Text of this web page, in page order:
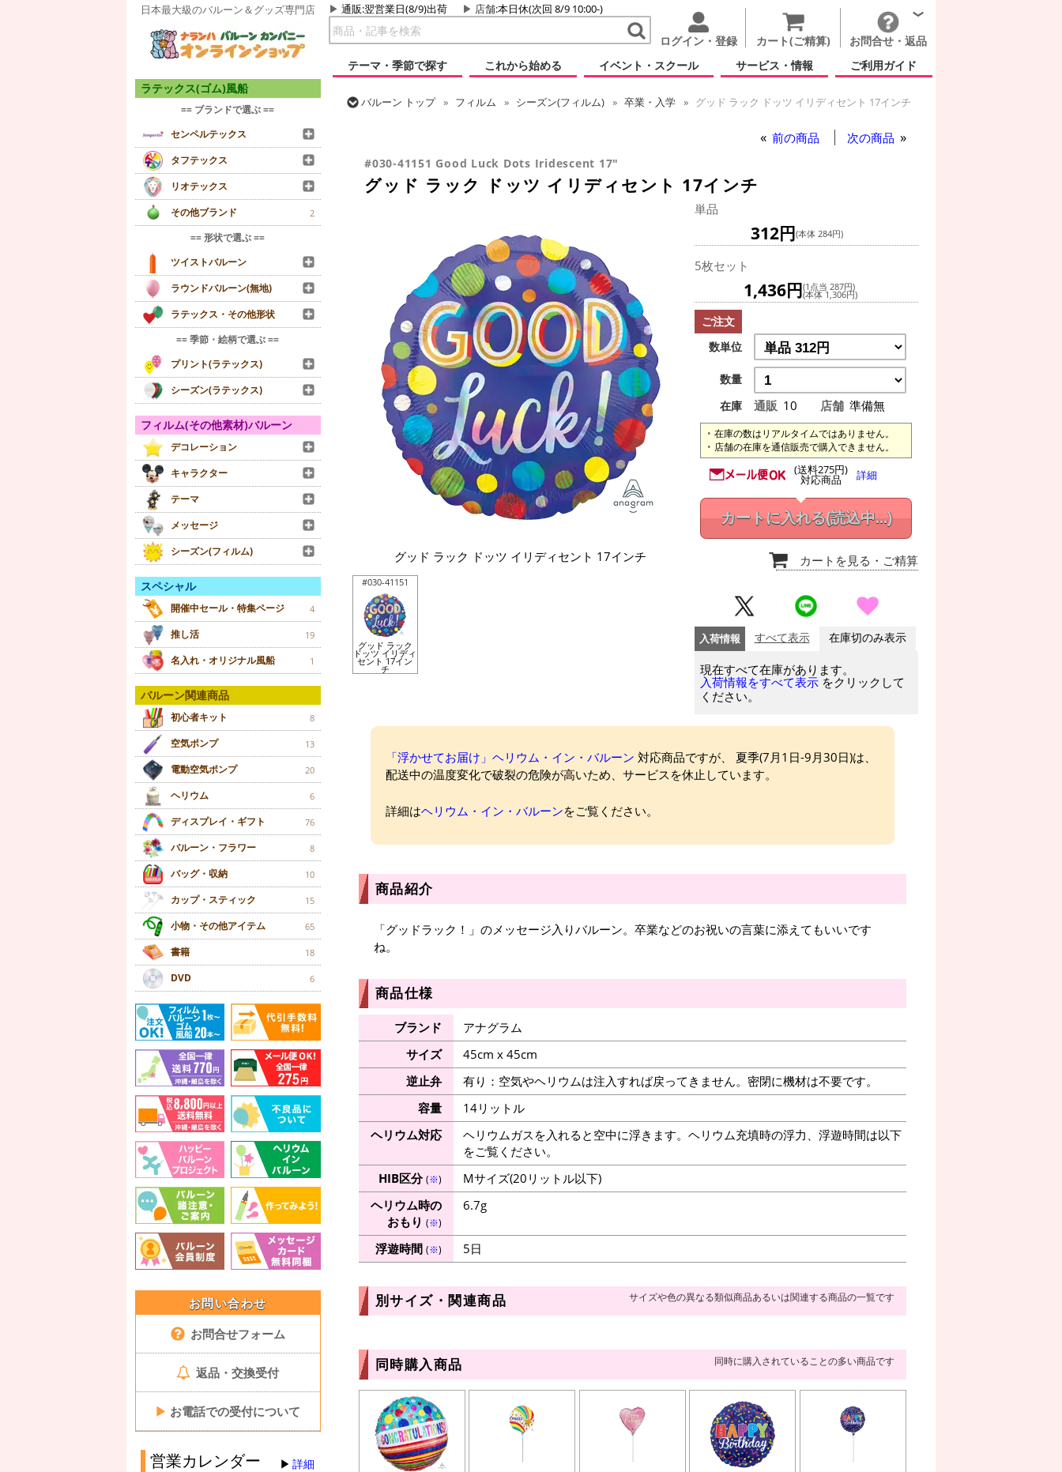
日本最大級のバルーン＆グッズ専門店 通販:翌営業日(8/9)出荷 店舗:本日休(次回 8/9 10:00-)
ログイン・登録 カート(ご精算)
お問合せ・返品
テーマ・季節で探す
これから始める イベント・スクール サービス・情報 ご利用ガイド
ラテックス(ゴム)風船
== ブランドで選ぶ ==
センペルテックス
タフテックス
リオテックス
その他ブランド
2
== 形状で選ぶ ==
ツイストバルーン
ラウンドバルーン(無地)
ラテックス・その他形状
== 季節・絵柄で選ぶ ==
プリント(ラテックス)
シーズン(ラテックス)
フィルム(その他素材)バルーン
デコレーション
キャラクター
テーマ
メッセージ
シーズン(フィルム)
スペシャル
開催中セール・特集ページ 4
推し活 19
名入れ・オリジナル風船 1
バルーン関連商品
初心者キット 8
空気ポンプ 13
電動空気ポンプ 20
ヘリウム 6
ディスプレイ・ギフト 76
バルーン・フラワー 8
バッグ・収納 10
カップ・スティック 15
小物・その他アイテム 65
書籍 18
DVD 6
お問い合わせ
お問合せフォーム
返品・交換受付
▶ お電話での受付について
営業カレンダー 詳細
バルーン トップ フィルム シーズン(フィルム) 卒業・入学
グッド ラック ドッツ イリディセント 17インチ
前の商品 次の商品
#030-41151 Good Luck Dots Iridescent 17"
グッド ラック ドッツ イリディセント 17インチ
グッド ラック ドッツ イリディセント 17インチ
#030-41151
グッド ラック
ドッツ イリディ
セント 17イン
チ
単品
312円(本体 284円)
5枚セット
1,436円(1点当 287円)
(本体 1,306円)
ご注文
数単位
数量
在庫
通販 10 店舗 準備無
在庫の数はリアルタイムではありません。
店舗の在庫を通信販売で購入できません。
(送料275円)
対応商品 詳細
カートに入れる(読込中...)
カートを見る ・ご精算
入荷情報 すべて表示 在庫切のみ表示
現在すべて在庫があります。
入荷情報をすべて表示 をクリックして
ください。
「浮かせてお届け」ヘリウム・イン・バルーン 対応商品ですが、 夏季(7月1日-9月30日)は、
配送中の温度変化で破裂の危険が高いため、サービスを休止しています。
詳細はヘリウム・イン・バルーンをご覧ください。
商品紹介
「グッドラック！」のメッセージ入りバルーン。卒業などのお祝いの言葉に添えてもいいです
ね。
商品仕様
ブランド
アナグラム
サイズ
45cm x 45cm
逆止弁
有り：空気やヘリウムは注入すれば戻ってきません。密閉に機材は不要です。
容量
14リットル
ヘリウム対応
ヘリウムガスを入れると空中に浮きます。ヘリウム充填時の浮力、浮遊時間は以下
をご覧ください。
HIB区分(※)
Mサイズ(20リットル以下)
ヘリウム時の
おもり (※)
6.7g
浮遊時間 (※) 5日
別サイズ・関連商品 サイズや色の異なる類似商品あるいは関連する商品の一覧です
同時購入商品 同時に購入されていることの多い商品です